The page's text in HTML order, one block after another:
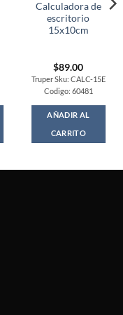
Calculadora de
escritorio
15x10cm
$89.00
Truper Sku: CALC-15E
Codigo: 60481
AÑADIR AL
CARRITO